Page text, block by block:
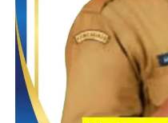
Martren juga telah melahirkan
Mart, Al Khaf Mart, DI Mart,
dan Mart, Ishlah Mart,